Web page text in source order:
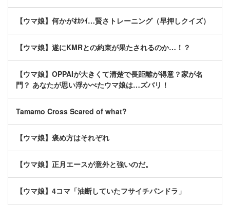
【ウマ娘】何かがｵｶｼｲ…賢さトレーニング（早押しクイズ）
【ウマ娘】遂にKMRとの約束が果たされるのか…！？
【ウマ娘】OPPAIが大きくて清楚で長距離が得意？家が名
門？ あなたが思い浮かべたウマ娘は…ズバリ！
Tamamo Cross Scared of what?
【ウマ娘】褒め方はそれぞれ
【ウマ娘】正月エースが意外と強いのだ。
【ウマ娘】4コマ「油断していたフサイチパンドラ」